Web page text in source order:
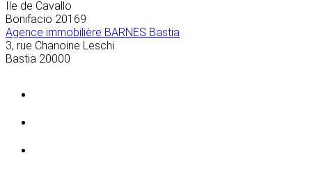
Ile de Cavallo
Bonifacio 20169
Agence immobilière BARNES Bastia
3, rue Chanoine Leschi
Bastia 20000